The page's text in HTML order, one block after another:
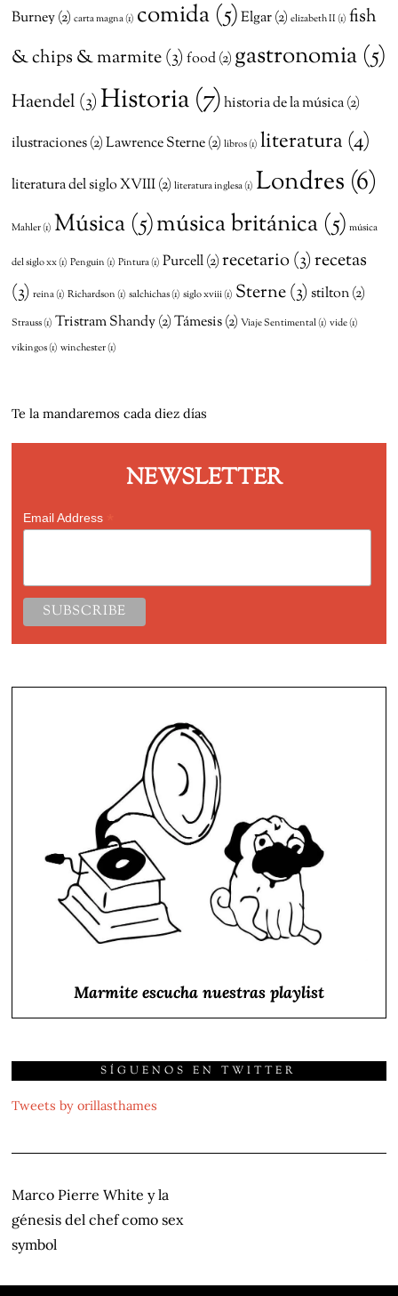
Burney(2) carta magna(1) comida (5)Elgar(2) elizabeth II(1) fish
& chips & marmite(3) food(2) gastronomia (5)
Haendel (3)Historia(7)historia de la música(2)
ilustraciones(2)Lawrence Sterne(2) libros(1) literatura (4)
literatura del siglo XVIII(2) literatura inglesa(1) Londres (6)
Mahler(1) Música (5)música británica (5) música
del siglo xx(1) Penguin (1) Pintura(1) Purcell(2)recetario(3)recetas
(3) reina(1) Richardson (1) salchichas(1) siglo xviii(1) Sterne(3) stilton(2)
Strauss(1) Tristram Shandy(2)Támesis(2) Viaje Sentimental(1) vide(1)
vikingos(1) winchester(1)
Te la mandaremos cada diez días
NEWSLETTER
Email Address
Marmite escucha nuestras playlist
SÍGUENOS EN TWITTER
Tweets by orillasthames
NAVEGACIÓN
DE
ENTRADAS
Marco Pierre White y la
génesis del chef como sex
symbol